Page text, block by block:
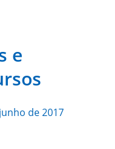
e
de 2017